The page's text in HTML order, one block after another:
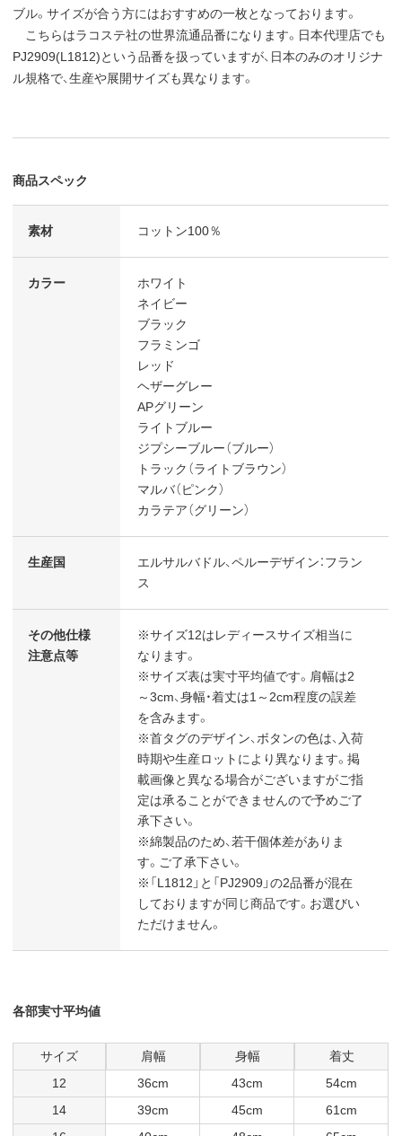
ブル。サイズが合う方にはおすすめの一枚となっております。
こちらはラコステ社の世界流通品番になります。日本代理店でも
PJ2909(L1812)という品番を扱っていますが、日本のみのオリジナ
ル規格で、生産や展開サイズも異なります。
商品スペック
素材 コットン100％
カラー
ホワイト
ネイビー
ブラック
フラミンゴ
レッド
ヘザーグレー
APグリーン
ライトブルー
ジプシーブルー（ブルー）
トラック（ライトブラウン）
マルバ（ピンク）
カラテア（グリーン）
生産国
エルサルバドル、ペルーデザイン：フラン
ス
その他仕様
注意点等
※サイズ12はレディースサイズ相当に
なります。
※サイズ表は実寸平均値です。肩幅は2
～3cm、身幅・着丈は1～2cm程度の誤差
を含みます。
※首タグのデザイン、ボタンの色は、入荷
時期や生産ロットにより異なります。掲
載画像と異なる場合がございますがご指
定は承ることができませんので予めご了
承下さい。
※綿製品のため、若干個体差がありま
す。ご了承下さい。
※「L1812」と「PJ2909」の2品番が混在
しておりますが同じ商品です。お選びい
ただけません。
各部実寸平均値
サイズ 肩幅 身幅
着丈
12
36cm 43cm
54cm
14
39cm 45cm
61cm